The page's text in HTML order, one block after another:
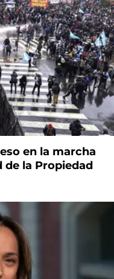
en la marcha
de la Propiedad